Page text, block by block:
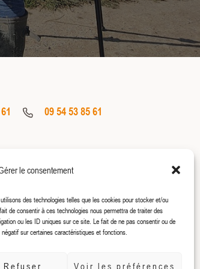
le consentement
des technologies telles que les cookies pour stocker et/ou
de consentir à ces technologies nous permettra de traiter des
ou les ID uniques sur ce site. Le fait de ne pas consentir ou de
sur certaines caractéristiques et fonctions.
Refuser Voir les préférences
09 54 53 85 61